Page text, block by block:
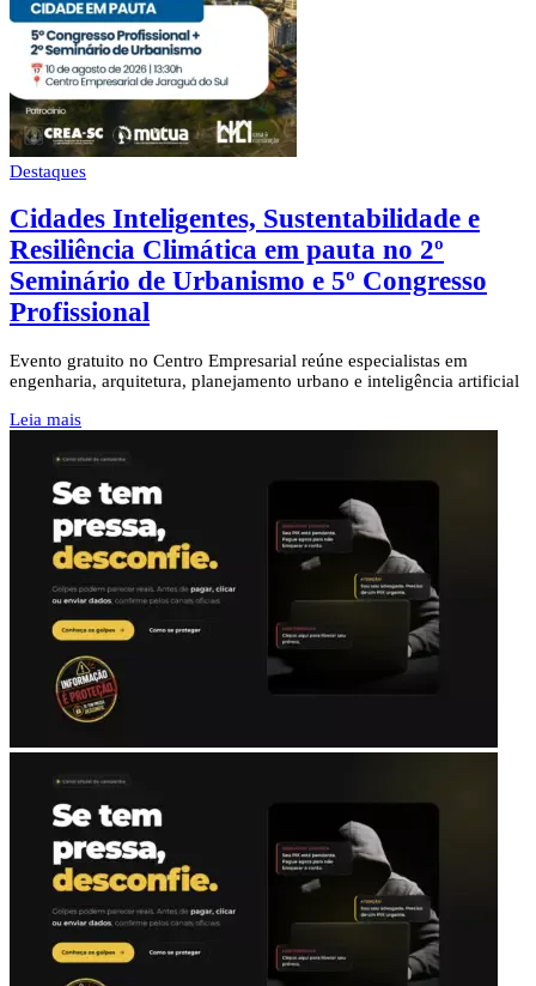
Destaques
Cidades Inteligentes, Sustentabilidade e
Resiliência Climática em pauta no 2º
Seminário de Urbanismo e 5º Congresso
Profissional
Evento gratuito no Centro Empresarial reúne especialistas em
engenharia, arquitetura, planejamento urbano e inteligência artificial
Leia mais